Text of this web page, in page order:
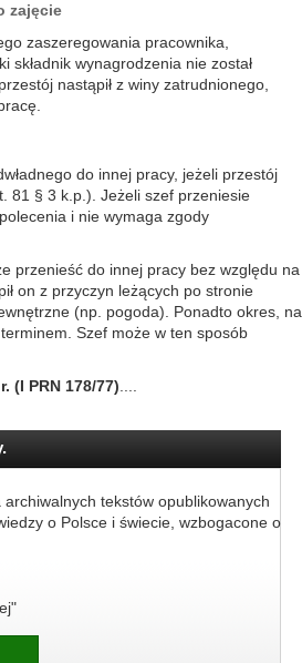
zajęcie
zaszeregowania pracownika,
wynagrodzenia nie został
nastąpił z winy zatrudnionego,
do innej pracy, jeżeli przestój
81 § 3 k.p.). Jeżeli szef przeniesie
i nie wymaga zgody
przenieść do innej pracy bez względu na
on z przyczyn leżących po stronie
(np. pogoda). Ponadto okres, na
Szef może w ten sposób
(I PRN 178/77)
tekstów opublikowanych
o Polsce i świecie, wzbogacone o